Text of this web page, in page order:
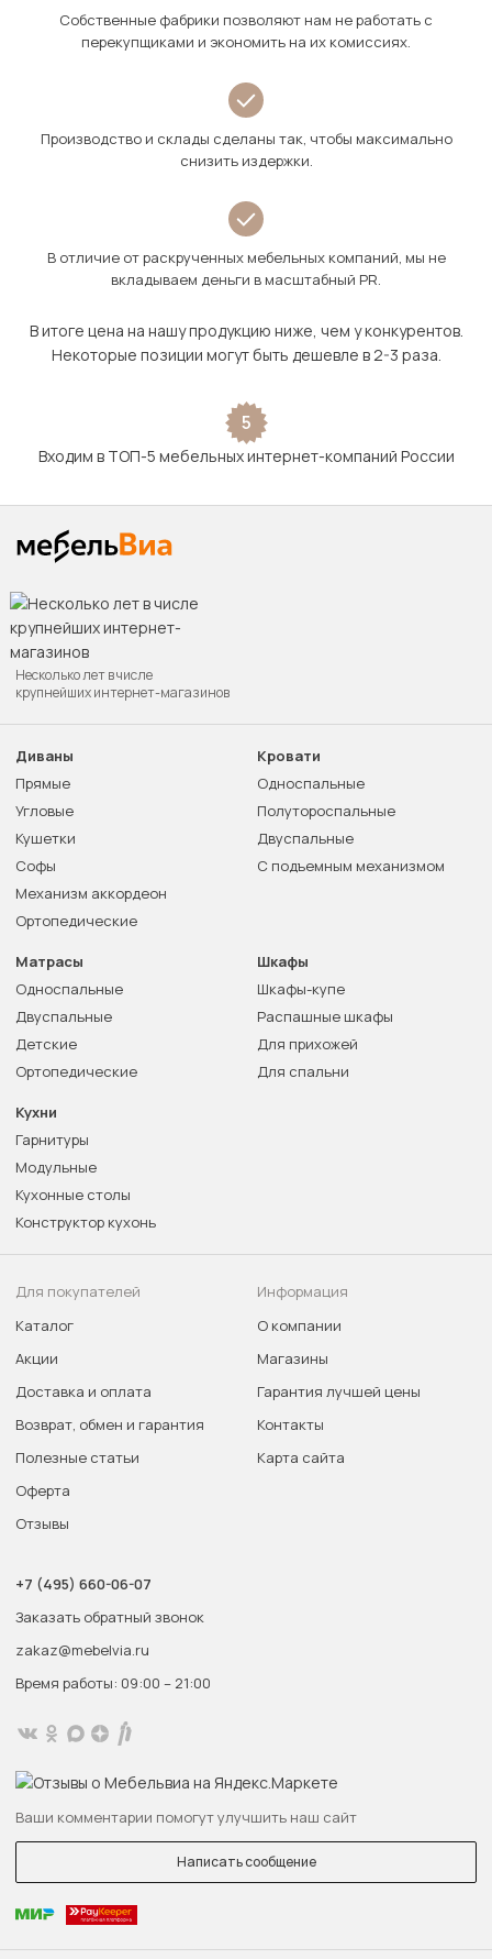
Собственные фабрики позволяют нам не работать с
перекупщиками и экономить на их комиссиях.
Производство и склады сделаны так, чтобы максимально
снизить издержки.
В отличие от раскрученных мебельных компаний, мы не
вкладываем деньги в масштабный PR.
В итоге цена на нашу продукцию ниже, чем у конкурентов.
Некоторые позиции могут быть дешевле в 2-3 раза.
5
Входим в ТОП-5 мебельных интернет-компаний России
Несколько лет в числе
крупнейших интернет-магазинов
Диваны
Прямые
Угловые
Кушетки
Софы
Механизм аккордеон
Ортопедические
Кровати
Односпальные
Полутороспальные
Двуспальные
С подъемным механизмом
Матрасы
Односпальные
Двуспальные
Детские
Ортопедические
Шкафы
Шкафы-купе
Распашные шкафы
Для прихожей
Для спальни
Кухни
Гарнитуры
Модульные
Кухонные столы
Конструктор кухонь
Для покупателей
Каталог
Акции
Доставка и оплата
Возврат, обмен и гарантия
Полезные статьи
Оферта
Отзывы
Информация
О компании
Магазины
Гарантия лучшей цены
Контакты
Карта сайта
+7 (495) 660-06-07
Заказать обратный звонок
zakaz@mebelvia.ru
Время работы: 09:00 – 21:00
Ваши комментарии помогут улучшить наш сайт
Написать сообщение